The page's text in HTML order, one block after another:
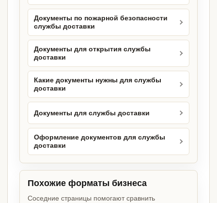
Документы по пожарной безопасности
службы доставки
Документы для открытия службы
доставки
Какие документы нужны для службы
доставки
Документы для службы доставки
Оформление документов для службы
доставки
Похожие форматы бизнеса
Соседние страницы помогают сравнить